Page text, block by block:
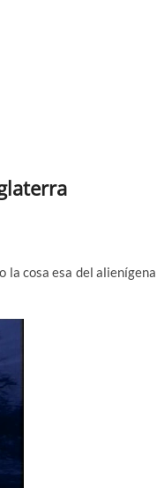
la cosa esa del alienígena